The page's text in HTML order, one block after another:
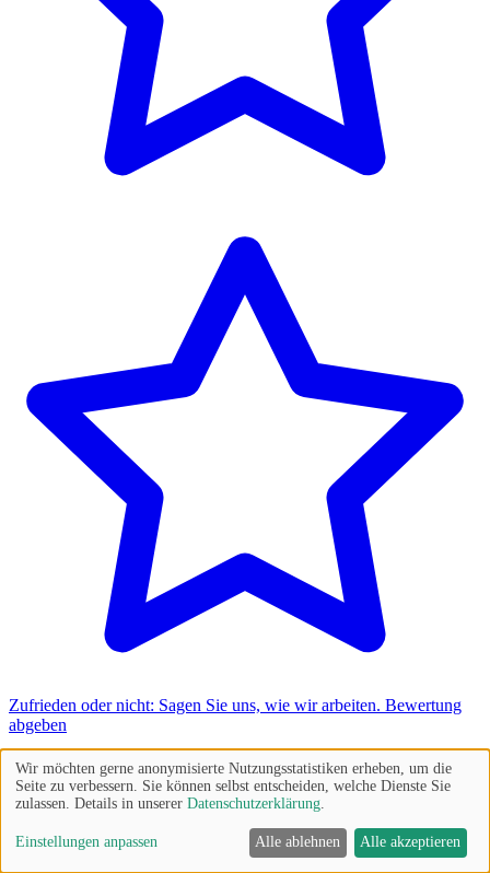
Zufrieden oder nicht: Sagen Sie uns, wie wir arbeiten. Bewertung
abgeben
Wir möchten gerne anonymisierte Nutzungsstatistiken erheben, um die
Seite zu verbessern. Sie können selbst entscheiden, welche Dienste Sie
zulassen. Details in unserer Datenschutzerklärung
Einstellungen anpassen Alle ablehnen Alle akzeptieren